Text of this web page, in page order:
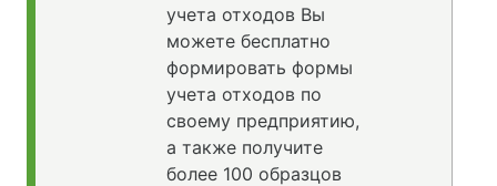
учета отходов Вы
можете бесплатно
формировать формы
учета отходов по
своему предприятию,
а также получите
более 100 образцов